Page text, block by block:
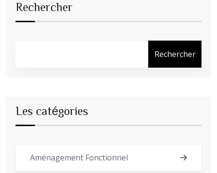
Rechercher
Rechercher
Les catégories
Aménagement Fonctionnel